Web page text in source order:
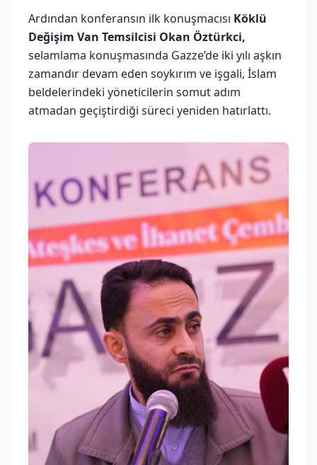
Ardından konferansın ilk konuşmacısı Köklü
Değişim Van Temsilcisi Okan Öztürkci,
selamlama konuşmasında Gazze’de iki yılı aşkın
zamandır devam eden soykırım ve işgali, İslam
beldelerindeki yöneticilerin somut adım
atmadan geçiştirdiği süreci yeniden hatırlattı.